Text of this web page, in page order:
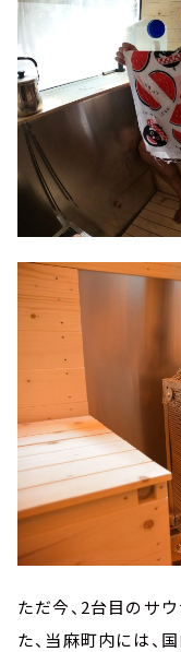
ただ今、2台目のサ
た、当麻町内には、